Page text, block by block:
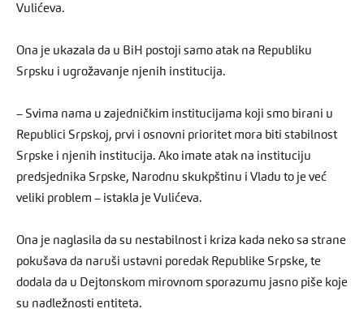
Vulićeva.
Ona je ukazala da u BiH postoji samo atak na Republiku
Srpsku i ugrožavanje njenih institucija.
– Svima nama u zajedničkim institucijama koji smo birani u
Republici Srpskoj, prvi i osnovni prioritet mora biti stabilnost
Srpske i njenih institucija. Ako imate atak na instituciju
predsjednika Srpske, Narodnu skukpštinu i Vladu to je već
veliki problem – istakla je Vulićeva.
Ona je naglasila da su nestabilnost i kriza kada neko sa strane
pokušava da naruši ustavni poredak Republike Srpske, te
dodala da u Dejtonskom mirovnom sporazumu jasno piše koje
su nadležnosti entiteta.